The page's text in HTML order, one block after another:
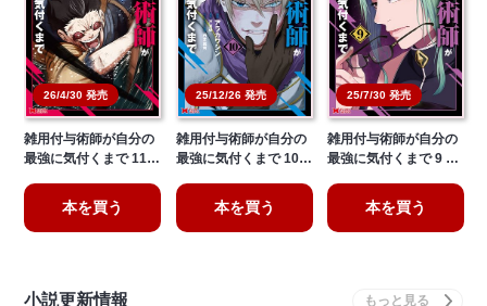
26/4/30 発売
雑用付与術師が自分の
最強に気付くまで 11…
本を買う
25/12/26 発売
雑用付与術師が自分の
最強に気付くまで 10…
本を買う
25/7/30 発売
雑用付与術師が自分の
最強に気付くまで 9 …
本を買う
小説更新情報